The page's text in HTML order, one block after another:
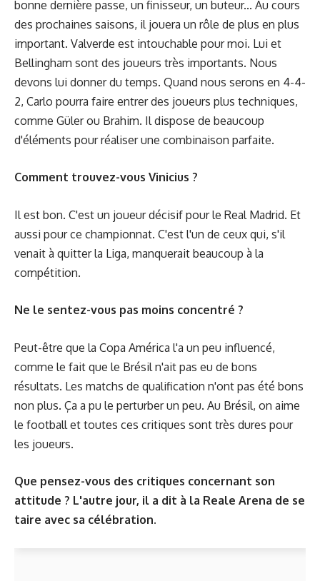
bonne dernière passe, un finisseur, un buteur... Au cours
des prochaines saisons, il jouera un rôle de plus en plus
important. Valverde est intouchable pour moi. Lui et
Bellingham sont des joueurs très importants. Nous
devons lui donner du temps. Quand nous serons en 4-4-
2, Carlo pourra faire entrer des joueurs plus techniques,
comme Güler ou Brahim. Il dispose de beaucoup
d'éléments pour réaliser une combinaison parfaite.
Comment trouvez-vous Vinicius ?
Il est bon. C'est un joueur décisif pour le Real Madrid. Et
aussi pour ce championnat. C'est l'un de ceux qui, s'il
venait à quitter la Liga, manquerait beaucoup à la
compétition.
Ne le sentez-vous pas moins concentré ?
Peut-être que la Copa América l'a un peu influencé,
comme le fait que le Brésil n'ait pas eu de bons
résultats. Les matchs de qualification n'ont pas été bons
non plus. Ça a pu le perturber un peu. Au Brésil, on aime
le football et toutes ces critiques sont très dures pour
les joueurs.
Que pensez-vous des critiques concernant son
attitude ? L'autre jour, il a dit à la Reale Arena de se
taire avec sa célébration.